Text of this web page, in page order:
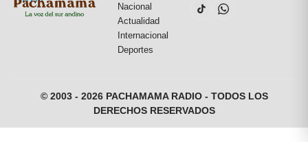
Nacional
Actualidad
Internacional
Deportes
© 2003 - 2026 PACHAMAMA RADIO - TODOS LOS
DERECHOS RESERVADOS